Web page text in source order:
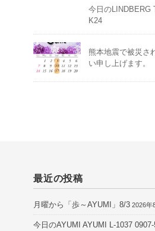
今日のLINDBERG
K24
熊本地震で被災さ
い申し上げます。
最近の投稿
月曜から「歩～AYUMI」8/3 2026年
今日のAYUMI AYUMI L-1037